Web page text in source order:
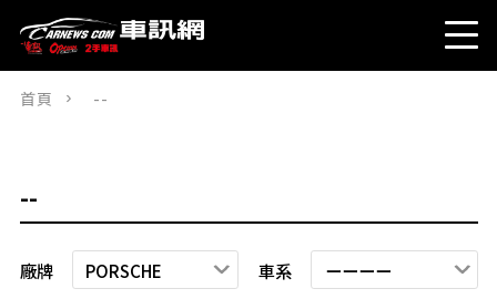
首頁 --
--
廠牌 車系